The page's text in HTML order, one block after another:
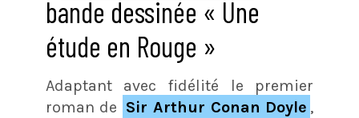
bande dessinée « Une
étude en Rouge »
Adaptant avec fidélité le premier
roman de Sir Arthur Conan Doyle ,